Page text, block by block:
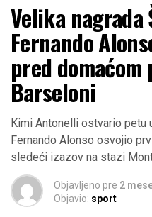
Velika nagrada
Fernando
pred
Barseloni
Kimi Antonelli ostvario petu
Fernando Alonso osvojio
sledeći izazov na stazi
Objavljeno pre 2
Objavio: sport